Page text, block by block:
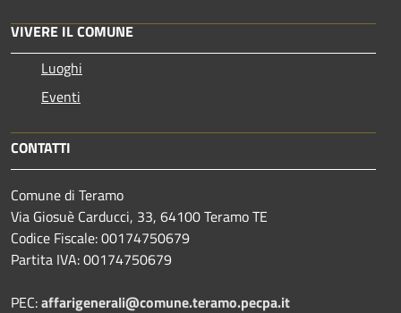
VIVERE IL COMUNE
Luoghi
Eventi
CONTATTI
Comune di Teramo
Via Giosuè Carducci, 33, 64100 Teramo TE
Codice Fiscale: 00174750679
Partita IVA: 00174750679
PEC:affarigenerali@comune.teramo.pecpa.it